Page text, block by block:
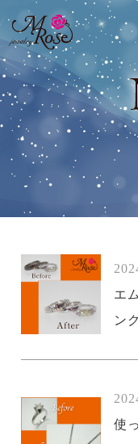
エ
ン
使